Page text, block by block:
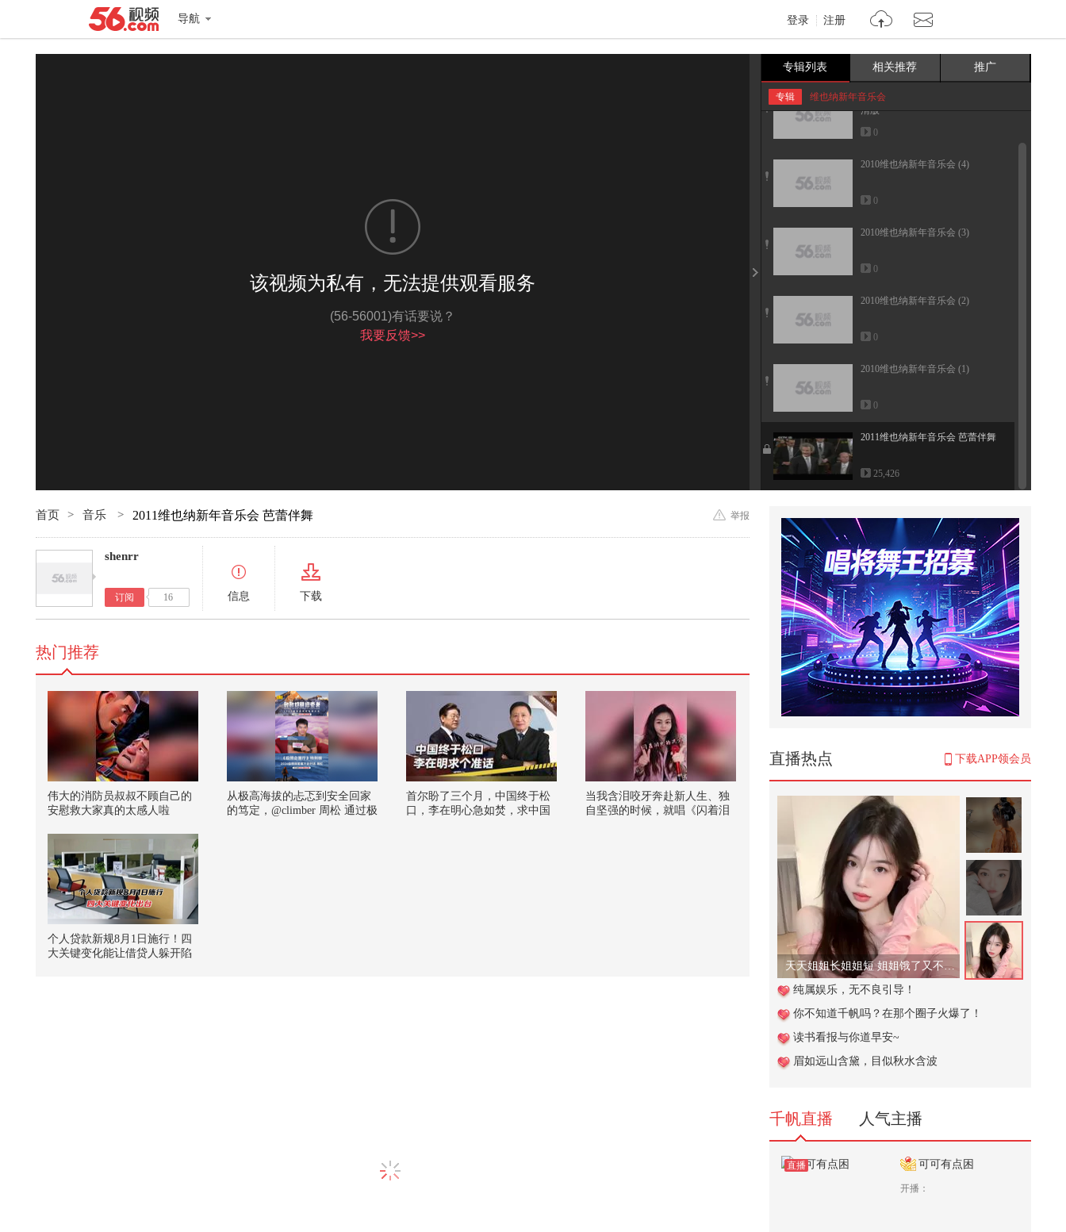
导航 登录 注册
该视频为私有，无法提供观看服务
(56-56001)有话要说？
我要反馈>>
专辑列表 相关推荐 推广
专辑 维也纳新年音乐会2011年维也纳新年音乐会.DVD高
清版
0
2010维也纳新年音乐会 (4)
0
2010维也纳新年音乐会 (3)
0
2010维也纳新年音乐会 (2)
0
2010维也纳新年音乐会 (1)
0
2011维也纳新年音乐会 芭蕾伴舞
25,426
首页 > 音乐 > 2011维也纳新年音乐会 芭蕾伴舞 举报
shenrr
订阅 16 信息 下载
直播热点 下载APP领会员
天天姐姐长姐姐短 姐姐饿了又不管！
纯属娱乐，无不良引导！
你不知道千帆吗？在那个圈子火爆了！
读书看报与你道早安~
眉如远山含黛，目似秋水含波
千帆直播 人气主播
直播 可可有点困
开播：
热门推荐
伟大的消防员叔叔不顾自己的
安慰救大家真的太感人啦
从极高海拔的忐忑到安全回家
的笃定，@climber 周松 通过极
首尔盼了三个月，中国终于松
口，李在明心急如焚，求中国
当我含泪咬牙奔赴新人生、独
自坚强的时候，就唱《闪着泪
个人贷款新规8月1日施行！四
大关键变化能让借贷人躲开陷